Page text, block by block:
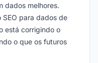
dados melhores.
SEO para dados de
está corrigindo o
o que os futuros